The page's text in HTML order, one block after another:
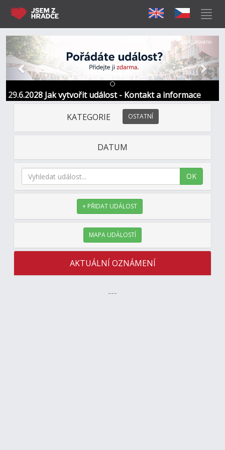
29.6.2028 Jak vytvořit událost - Kontakt a informace
Předchozí Další
Sponzorováno
KATEGORIE OSTATNÍ
DATUM
OK
+ PŘIDAT UDÁLOST
MAPA UDÁLOSTÍ
AKTUÁLNÍ OZNÁMENÍ
---